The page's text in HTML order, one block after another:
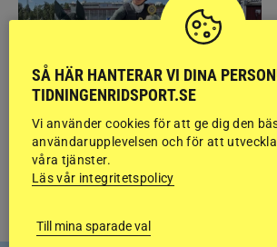
PONNYPAPPAN
Ponnypappan: Kärlek från första gnägget
SÅ HÄR HANTERAR VI DINA
TIDNINGENRIDSPORT.SE
Vi använder cookies för att ge dig den
användarupplevelsen och för att
våra tjänster.
Läs vår integritetspolicy
Till mina sparade val